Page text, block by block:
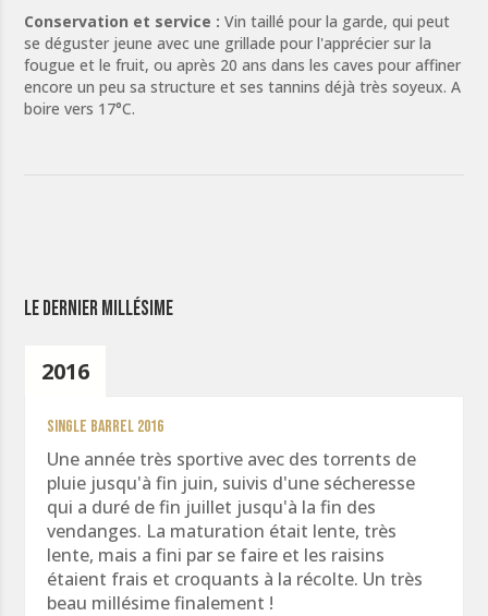
Conservation et service : Vin taillé pour la garde, qui peut
se déguster jeune avec une grillade pour l'apprécier sur la
fougue et le fruit, ou après 20 ans dans les caves pour affiner
encore un peu sa structure et ses tannins déjà très soyeux. A
boire vers 17°C.
2016
Le dernier millésime
Single Barrel 2016
Une année très sportive avec des torrents de
pluie jusqu'à fin juin, suivis d'une sécheresse
qui a duré de fin juillet jusqu'à la fin des
vendanges. La maturation était lente, très
lente, mais a fini par se faire et les raisins
étaient frais et croquants à la récolte. Un très
beau millésime finalement !